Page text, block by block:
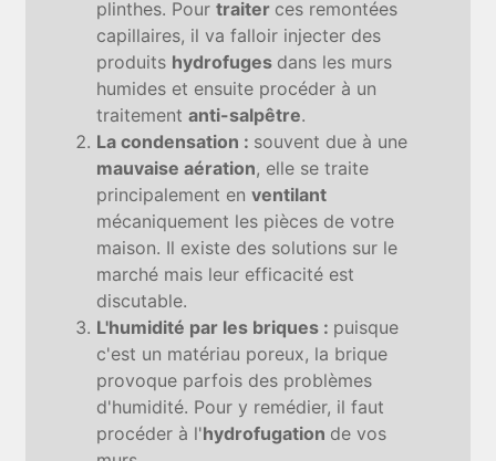
plinthes. Pourtraiter ces remontées
capillaires, il va falloir injecter des
produits hydrofuges dans les murs
humides et ensuite procéder à un
traitementanti-salpêtre.
La condensation : souvent due à une
mauvaise aération, elle se traite
principalement enventilant
mécaniquement les pièces de votre
maison. Il existe des solutions sur le
marché mais leur efficacité est
discutable.
L'humidité par les briques : puisque
c'est un matériau poreux, la brique
provoque parfois des problèmes
d'humidité. Pour y remédier, il faut
procéder à l'hydrofugation de vos